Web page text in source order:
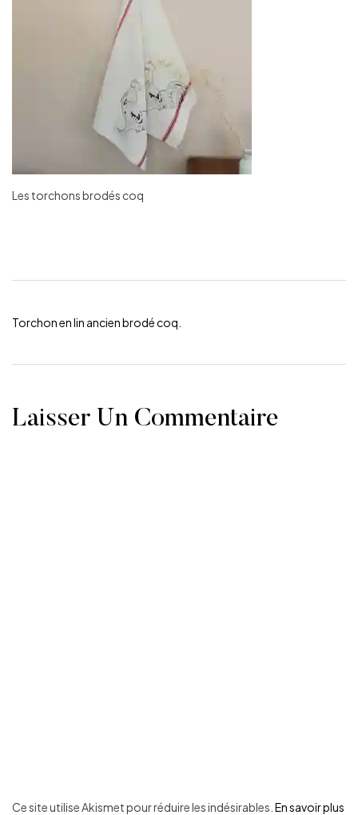
Les torchons brodés coq
Torchon en lin ancien brodé coq.
Laisser Un Commentaire
Ce site utilise Akismet pour réduire les indésirables. En savoir plus